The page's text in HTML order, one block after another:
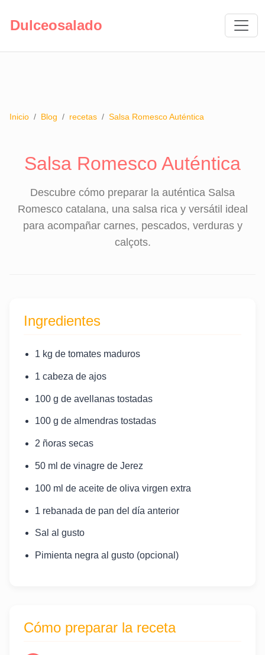
Dulceosalado
Inicio / Blog / recetas / Salsa Romesco Auténtica
Salsa Romesco Auténtica
Descubre cómo preparar la auténtica Salsa
Romesco catalana, una salsa rica y versátil ideal
para acompañar carnes, pescados, verduras y
calçots.
Ingredientes
1 kg de tomates maduros
1 cabeza de ajos
100 g de avellanas tostadas
100 g de almendras tostadas
2 ñoras secas
50 ml de vinagre de Jerez
100 ml de aceite de oliva virgen extra
1 rebanada de pan del día anterior
Sal al gusto
Pimienta negra al gusto (opcional)
Cómo preparar la receta